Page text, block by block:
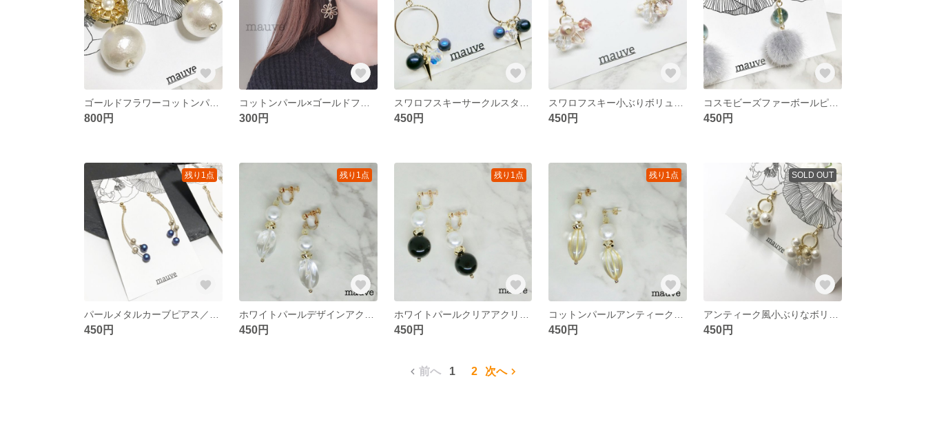
800円 300円 450円 450円 450円
残り1点
450円
残り1点
450円
残り1点
450円
残り1点
450円
SOLD OUT
450円
前へ 1 2 次へ